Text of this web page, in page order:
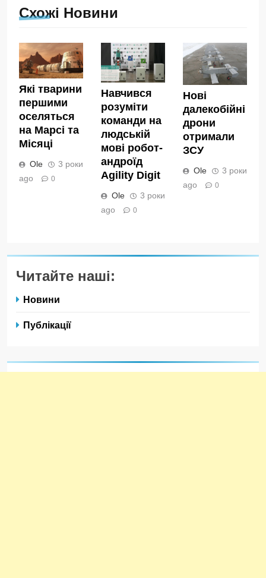
Схожі Новини
Які тварини
першими
оселяться
на Марсі та
Місяці
Ole
3 роки
ago
0
Навчився
розуміти
команди на
людській
мові робот-
андроїд
Agility Digit
Ole
3 роки
ago
0
Нові
далекобійні
дрони
отримали
ЗСУ
Ole
3 роки
ago
0
Читайте наші:
Новини
Публікації